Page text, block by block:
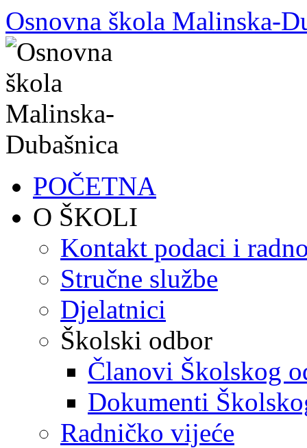
Skoči
do
sadržaja
Osnovna škola Malinska-
POČETNA
O ŠKOLI
Kontakt podaci i
Stručne službe
Djelatnici
Školski odbor
Članovi Školskog
Dokumenti
Radničko vijeće